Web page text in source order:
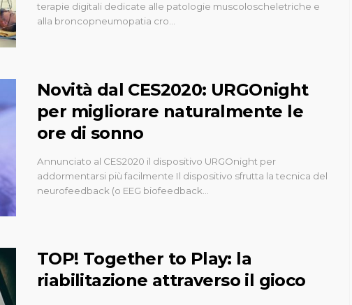
terapie digitali dedicate alle patologie muscoloscheletriche e
alla broncopneumopatia cro…
Novità dal CES2020: URGOnight
per migliorare naturalmente le
ore di sonno
Annunciato al CES2020 il dispositivo URGOnight per
addormentarsi più facilmente Il dispositivo sfrutta la tecnica del
neurofeedback (o EEG biofeedback…
TOP! Together to Play: la
riabilitazione attraverso il gioco